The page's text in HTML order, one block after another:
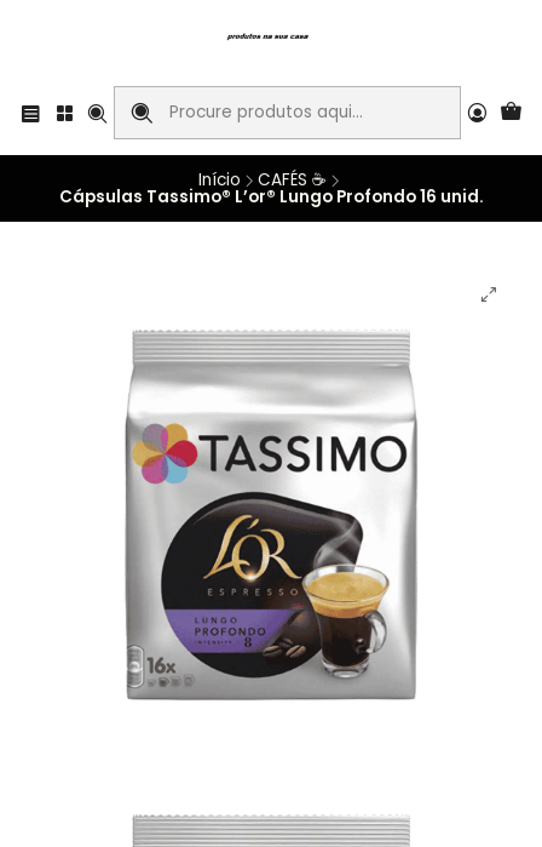
Início CAFÉS ☕
Cápsulas Tassimo® L’or® Lungo Profondo 16 unid.